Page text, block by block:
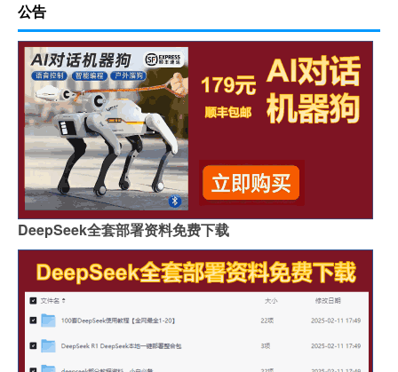
公告
DeepSeek全套部署资料免费下载